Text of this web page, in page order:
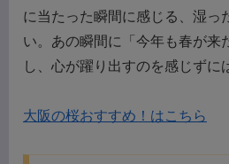
に当たった瞬間に感じる、湿っ
い。あの瞬間に「今年も春が来
し、心が躍り出すのを感じずに
大阪の桜おすすめ！はこちら